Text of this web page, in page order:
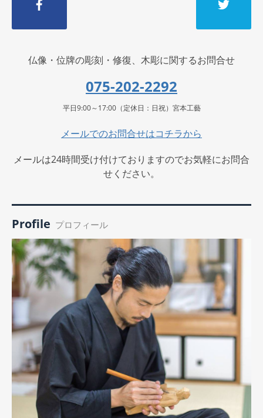
仏像・位牌の彫刻・修復、木彫に関するお問合せ
075-202-2292
平日9:00～17:00（定休日：日祝）宮本工藝
メールでのお問合せはコチラから
メールは24時間受け付けておりますのでお気軽にお問合
せください。
Profile プロフィール